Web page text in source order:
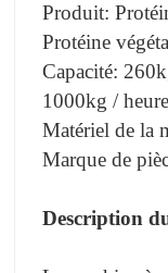
Produit:
Protéine
Capacité:
1000kg / heure
Matériel de la
Marque de
Description